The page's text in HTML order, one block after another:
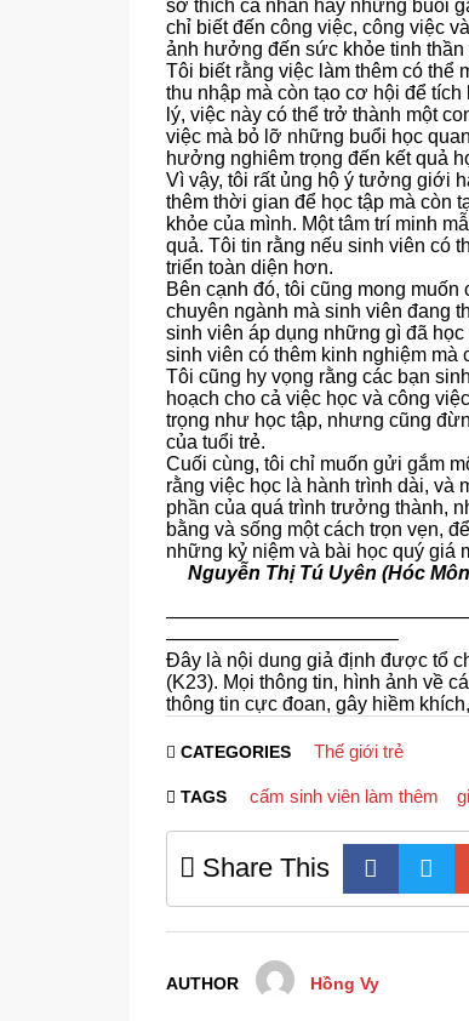
sở thích cá nhân hay những buổi
chỉ biết đến công việc, công việc
ảnh hưởng đến sức khỏe tinh thần
Tôi biết rằng việc làm thêm có thể
thu nhập mà còn tạo cơ hội để
lý, việc này có thể trở thành một
việc mà bỏ lỡ những buổi học
hưởng nghiêm trọng đến kết quả
Vì vậy, tôi rất ủng hộ ý tưởng giới
thêm thời gian để học tập mà còn
khỏe của mình. Một tâm trí minh
quả. Tôi tin rằng nếu sinh viên có
triển toàn diện hơn.
Bên cạnh đó, tôi cũng mong
chuyên ngành mà sinh viên đang
sinh viên áp dụng những gì đã
sinh viên có thêm kinh nghiệm mà
Tôi cũng hy vọng rằng các bạn
hoạch cho cả việc học và công
trọng như học tập, nhưng cũng
của tuổi trẻ.
Cuối cùng, tôi chỉ muốn gửi gắm
rằng việc học là hành trình dài, và
phần của quá trình trưởng thành,
bằng và sống một cách trọn vẹn,
những kỷ niệm và bài học quý giá
Nguyễn Thị Tú Uyên (Hóc
————————————
Đây là nội dung giả định được tổ
(K23). Mọi thông tin, hình ảnh về
thông tin cực đoan, gây hiềm
CATEGORIES Thế giới trẻ
TAGS cấm sinh viên làm thêm
Share This
AUTHOR Hồng Vy